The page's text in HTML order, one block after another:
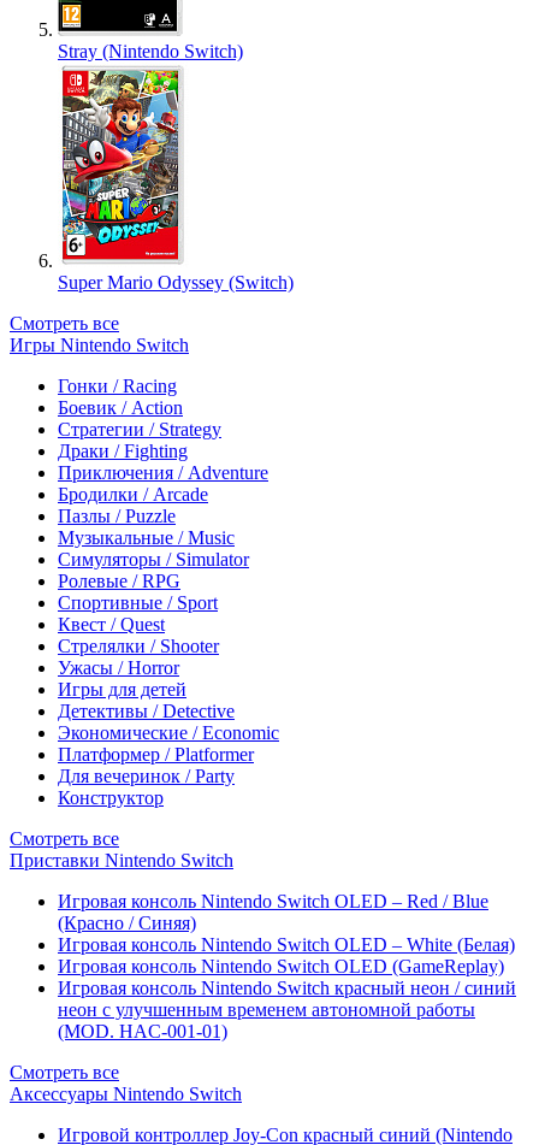
Stray (Nintendo Switch)
Super Mario Odyssey (Switch)
Смотреть все
Игры Nintendo Switch
Гонки / Racing
Боевик / Action
Стратегии / Strategy
Драки / Fighting
Приключения / Adventure
Бродилки / Arcade
Пазлы / Puzzle
Музыкальные / Music
Симуляторы / Simulator
Ролевые / RPG
Спортивные / Sport
Квест / Quest
Стрелялки / Shooter
Ужасы / Horror
Игры для детей
Детективы / Detective
Экономические / Economic
Платформер / Platformer
Для вечеринок / Party
Конструктор
Смотреть все
Приставки Nintendo Switch
Игровая консоль Nintendo Switch OLED – Red / Blue
(Красно / Синяя)
Игровая консоль Nintendo Switch OLED – White (Белая)
Игровая консоль Nintendo Switch OLED (GameReplay)
Игровая консоль Nintendo Switch красный неон / синий
неон с улучшенным временем автономной работы
(MOD. HAC-001-01)
Смотреть все
Аксессуары Nintendo Switch
Игровой контроллер Joy-Con красный синий (Nintendo